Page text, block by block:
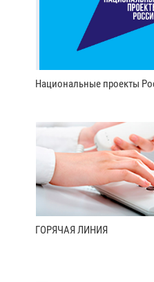
Национальные проекты
ГОРЯЧАЯ ЛИНИЯ